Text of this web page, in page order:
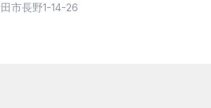
市長野1-14-26